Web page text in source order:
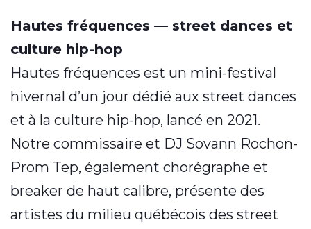
Hautes fréquences — street dances et
culture hip-hop
Hautes fréquences est un mini-festival
hivernal d’un jour dédié aux street dances
et à la culture hip-hop, lancé en 2021.
Notre commissaire et DJ Sovann Rochon-
Prom Tep, également chorégraphe et
breaker de haut calibre, présente des
artistes du milieu québécois des street